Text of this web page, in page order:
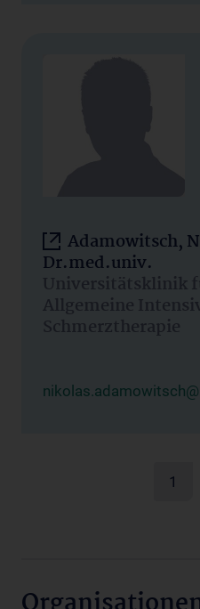
Adamowitsch,
Dr.med.univ.
Universitätsklinik
Allgemeine
Schmerztherapie
1